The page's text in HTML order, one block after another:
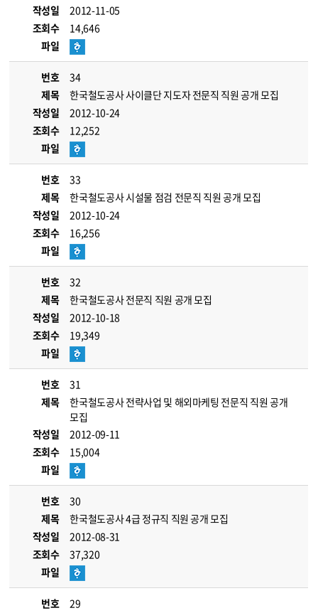
작성일
2012-11-05
조회수
14,646
파일
번호
34
제목
한국철도공사 사이클단 지도자 전문직 직원 공개 모집
작성일
2012-10-24
조회수
12,252
파일
번호
33
제목
한국철도공사 시설물 점검 전문직 직원 공개 모집
작성일
2012-10-24
조회수
16,256
파일
번호
32
제목
한국철도공사 전문직 직원 공개 모집
작성일
2012-10-18
조회수
19,349
파일
번호
31
제목
한국철도공사 전략사업 및 해외마케팅 전문직 직원 공개
모집
작성일
2012-09-11
조회수
15,004
파일
번호
30
제목
한국철도공사 4급 정규직 직원 공개 모집
작성일
2012-08-31
조회수
37,320
파일
번호
29